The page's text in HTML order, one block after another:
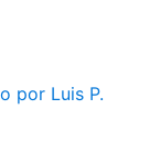
por Luis P.